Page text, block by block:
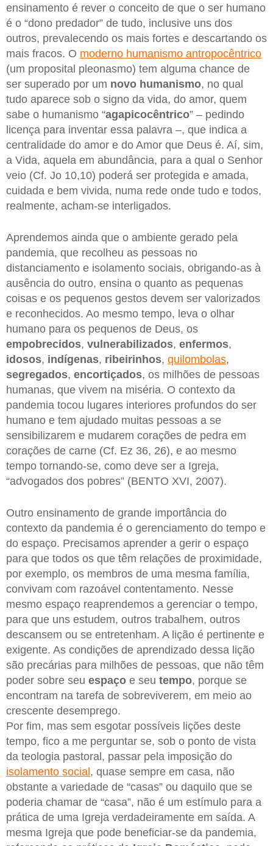
ensinamento é rever o conceito de que o ser humano
é o “dono predador” de tudo, inclusive uns dos
outros, prevalecendo os mais fortes e descartando os
mais fracos. O moderno humanismo antropocêntrico
(um proposital pleonasmo) tem alguma chance de
ser superado por um novo humanismo, no qual
tudo aparece sob o signo da vida, do amor, quem
sabe o humanismo “agapicocêntrico” – pedindo
licença para inventar essa palavra –, que indica a
centralidade do amor e do Amor que Deus é. Aí, sim,
a Vida, aquela em abundância, para a qual o Senhor
veio (Cf. Jo 10,10) poderá ser protegida e amada,
cuidada e bem vivida, numa rede onde tudo e todos,
realmente, acham-se interligados.
Aprendemos ainda que o ambiente gerado pela
pandemia, que recolheu as pessoas no
distanciamento e isolamento sociais, obrigando-as à
ausência do outro, ensina o quanto as pequenas
coisas e os pequenos gestos devem ser valorizados
e reconhecidos. Ao mesmo tempo, leva o olhar
humano para os pequenos de Deus, os
empobrecidos, vulnerabilizados, enfermos,
idosos, indígenas, ribeirinhos, quilombolas,
segregados, encortiçados, os milhões de pessoas
humanas, que vivem na miséria. O contexto da
pandemia tocou lugares interiores profundos do ser
humano e tem ajudado muitas pessoas a se
sensibilizarem e mudarem corações de pedra em
corações de carne (Cf. Ez 36, 26), e ao mesmo
tempo tornando-se, como deve ser a Igreja,
“advogados dos pobres” (BENTO XVI, 2007).
Outro ensinamento de grande importância do
contexto da pandemia é o gerenciamento do tempo e
do espaço. Precisamos aprender a gerir o espaço
para que todos os que têm relações de proximidade,
por exemplo, os membros de uma mesma família,
convivam com razoável contentamento. Nesse
mesmo espaço reaprendemos a gerenciar o tempo,
para que uns estudem, outros trabalhem, outros
descansem ou se entretenham. A lição é pertinente e
exigente. As condições de aprendizado dessa lição
são precárias para milhões de pessoas, que não têm
poder sobre seu espaço e seu tempo, porque se
encontram na tarefa de sobreviverem, em meio ao
crescente desemprego.
Por fim, mas sem esgotar possíveis lições deste
tempo, fico a me perguntar se, sob o ponto de vista
da teologia pastoral, passar pela imposição do
isolamento social, quase sempre em casa, não
obstante a variedade de “casas” ou daquilo que se
poderia chamar de “casa”, não é um estímulo para a
prática de uma Igreja verdadeiramente em saída. A
mesma Igreja que pode beneficiar-se da pandemia,